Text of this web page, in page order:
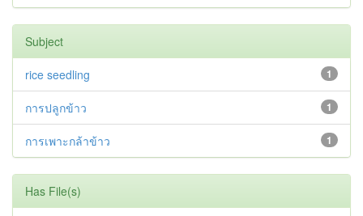
Subject
1
rice seedling
1
การปลูกข้าว
1
การเพาะกล้าข้าว
Has File(s)